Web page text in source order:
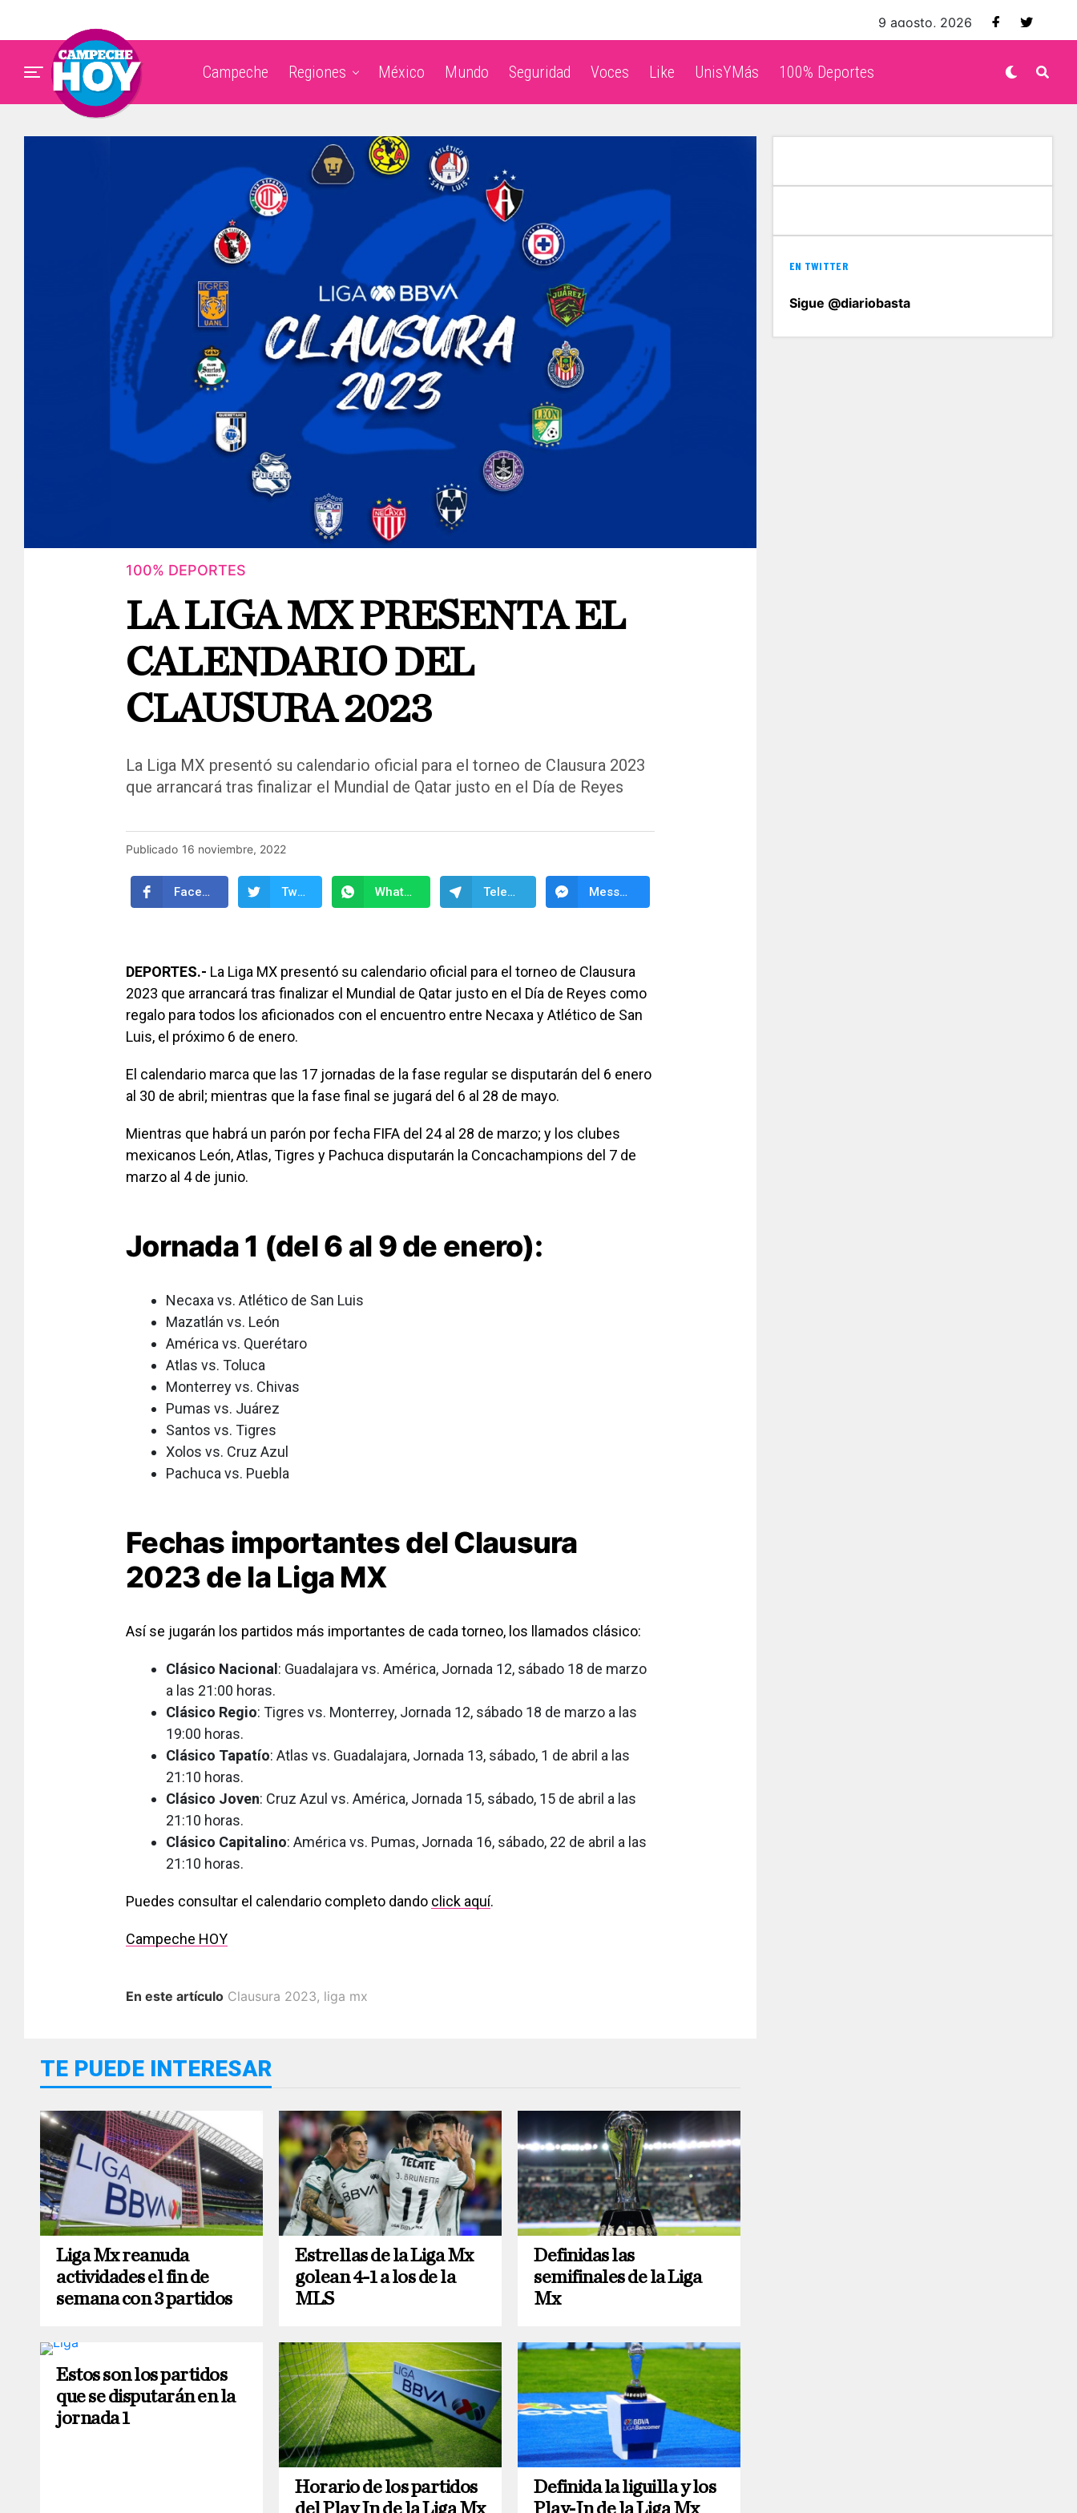
9 agosto, 2026
Campeche Regiones México Mundo Seguridad Voces Like UnisYMás 100% Deportes
100% DEPORTES
LA LIGA MX PRESENTA EL
CALENDARIO DEL
CLAUSURA 2023
La Liga MX presentó su calendario oficial para el torneo de Clausura 2023
que arrancará tras finalizar el Mundial de Qatar justo en el Día de Reyes
Publicado 16 noviembre, 2022
Facebook Twitter WhatsApp Telegram Messenger
DEPORTES.- La Liga MX presentó su calendario oficial para el torneo de Clausura
2023 que arrancará tras finalizar el Mundial de Qatar justo en el Día de Reyes como
regalo para todos los aficionados con el encuentro entre Necaxa y Atlético de San
Luis, el próximo 6 de enero.
El calendario marca que las 17 jornadas de la fase regular se disputarán del 6 enero
al 30 de abril; mientras que la fase final se jugará del 6 al 28 de mayo.
Mientras que habrá un parón por fecha FIFA del 24 al 28 de marzo; y los clubes
mexicanos León, Atlas, Tigres y Pachuca disputarán la Concachampions del 7 de
marzo al 4 de junio.
Jornada 1 (del 6 al 9 de enero):
Necaxa vs. Atlético de San Luis
Mazatlán vs. León
América vs. Querétaro
Atlas vs. Toluca
Monterrey vs. Chivas
Pumas vs. Juárez
Santos vs. Tigres
Xolos vs. Cruz Azul
Pachuca vs. Puebla
Fechas importantes del Clausura
2023 de la Liga MX
Así se jugarán los partidos más importantes de cada torneo, los llamados clásico:
Clásico Nacional : Guadalajara vs. América, Jornada 12, sábado 18 de marzo
a las 21:00 horas.
Clásico Regio: Tigres vs. Monterrey, Jornada 12, sábado 18 de marzo a las
19:00 horas.
Clásico Tapatío: Atlas vs. Guadalajara, Jornada 13, sábado, 1 de abril a las
21:10 horas.
Clásico Joven: Cruz Azul vs. América, Jornada 15, sábado, 15 de abril a las
21:10 horas.
Clásico Capitalino: América vs. Pumas, Jornada 16, sábado, 22 de abril a las
21:10 horas.
Puedes consultar el calendario completo dando click aquí.
Campeche HOY
En este artículo Clausura 2023, liga mx
TE PUEDE INTERESAR
Liga Mx reanuda
actividades el fin de
semana con 3 partidos
Estrellas de la Liga Mx
golean 4-1 a los de la
MLS
Definidas las
semifinales de la Liga
Mx
Estos son los partidos
que se disputarán en la
jornada 1
Horario de los partidos
Definida la liguilla y los
EN TWITTER
Sigue @diariobasta